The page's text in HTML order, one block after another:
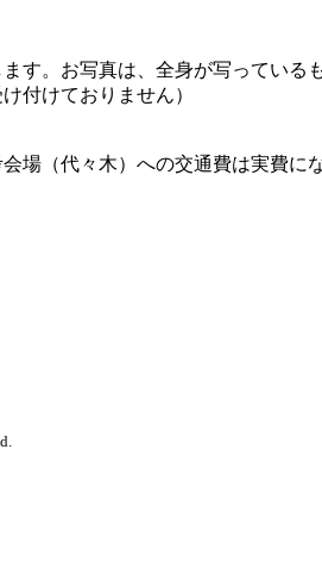
す。お写真は、全身が写っている
付けておりません）
場（代々木）への交通費は実費に